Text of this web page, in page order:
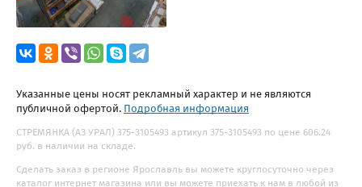
Указанные цены носят рекламный характер и не являются
публичной офертой. Подробная информация
СТРЕМЯНКА (АЗ УРАЛ) 375-3105493 артикул 375-3105493 по цене 606.24
руб. в наличии на складе.
Сделать заказ в регионе Ярославль вы можете круглосуточно через
каталог интернет магазина или вы можете приехать к нам в любой из